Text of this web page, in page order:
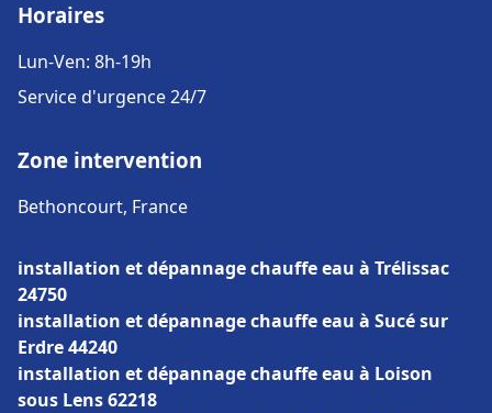
Horaires
Lun-Ven: 8h-19h
Service d'urgence 24/7
Zone intervention
Bethoncourt, France
installation et dépannage chauffe eau à Trélissac
24750
installation et dépannage chauffe eau à Sucé sur
Erdre 44240
installation et dépannage chauffe eau à Loison
sous Lens 62218